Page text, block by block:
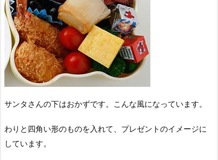
サンタさんの下はおかずです。こんな風になっています。
わりと四角い形のものを入れて、プレゼントのイメージに
しています。